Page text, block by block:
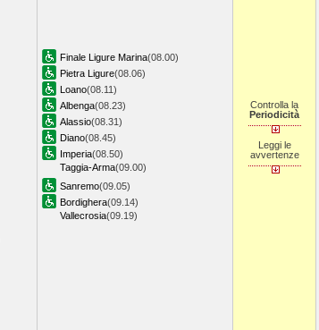
Finale Ligure Marina(08.00)
Pietra Ligure(08.06)
Loano(08.11)
Albenga(08.23)
Alassio(08.31)
Diano(08.45)
Imperia(08.50)
Taggia-Arma(09.00)
Sanremo(09.05)
Bordighera(09.14)
Vallecrosia(09.19)
Controlla la
Periodicità
Leggi le
avvertenze